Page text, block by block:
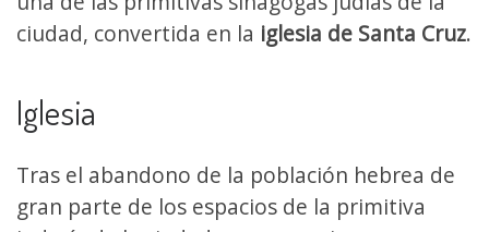
ciudad, convertida en la iglesia de Santa Cruz.
Iglesia
Tras el abandono de la población hebrea de
gran parte de los espacios de la primitiva